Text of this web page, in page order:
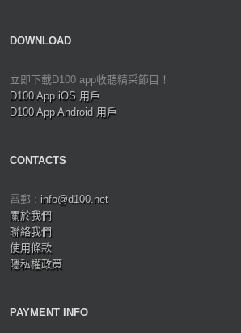
DOWNLOAD
立即下載D100 app收聽精采節目！
D100 App iOS 用戶
D100 App Android 用戶
CONTACTS
電郵 : info@d100.net
關於我們
聯絡我們
使用條款
隱私權政策
PAYMENT INFO